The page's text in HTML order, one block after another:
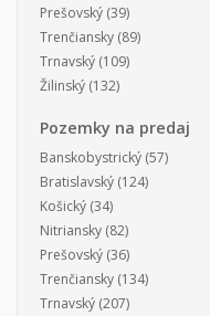
Prešovský (39)
Trenčiansky (89)
Trnavský (109)
Žilinský (132)
Pozemky na predaj
Banskobystrický (57)
Bratislavský (124)
Košický (34)
Nitriansky (82)
Prešovský (36)
Trenčiansky (134)
Trnavský (207)